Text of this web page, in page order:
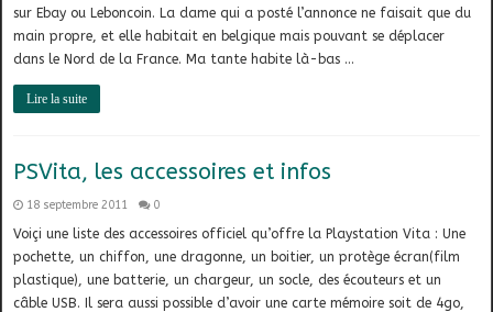
sur Ebay ou Leboncoin. La dame qui a posté l’annonce ne faisait que du
main propre, et elle habitait en belgique mais pouvant se déplacer
dans le Nord de la France. Ma tante habite là-bas …
Lire la suite
PSVita, les accessoires et infos
18 septembre 2011 0
Voiçi une liste des accessoires officiel qu’offre la Playstation Vita : Une
pochette, un chiffon, une dragonne, un boitier, un protège écran(film
plastique), une batterie, un chargeur, un socle, des écouteurs et un
câble USB. Il sera aussi possible d’avoir une carte mémoire soit de 4go,